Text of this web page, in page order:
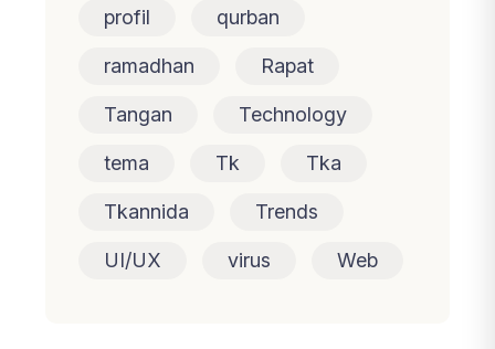
profil qurban
ramadhan Rapat
Tangan Technology
tema Tk Tka
Tkannida Trends
UI/UX virus Web